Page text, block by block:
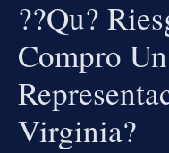
??Qu?
Compro
Virginia?